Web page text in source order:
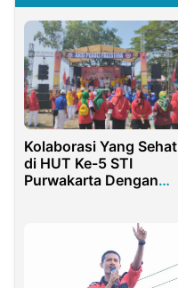
Kolaborasi Yang Sehat
di HUT Ke-5 STI
Purwakarta Dengan